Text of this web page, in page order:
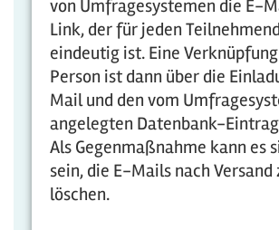
von Umfragesystemen die E-
Link, der für jeden
eindeutig ist. Eine
Person ist dann über die
Mail und den vom
angelegten Datenbank-
Als Gegenmaßnahme kann es
sein, die E-Mails nach Versand
löschen.